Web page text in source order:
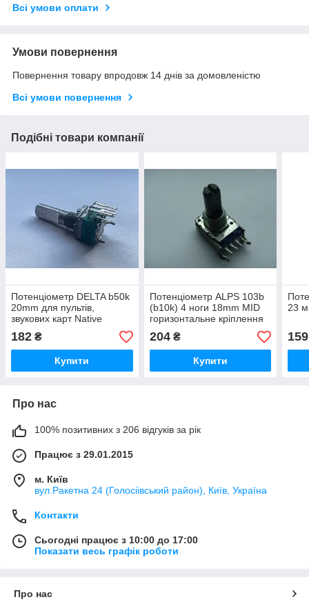
Всі умови оплати
Умови повернення
Повернення товару впродовж 14 днів за домовленістю
Всі умови повернення
Подібні товари компанії
Потенціометр DELTA b50k
20mm для пультів,
звукових карт Native
Instruments NI KOMPLETE
AUDIO 6
182 ₴
Купити
Потенціометр ALPS 103b
(b10k) 4 ноги 18mm MID
горизонтальне кріплення
для пультів
204₴
Купити
23
159
Про нас
100% позитивних з 206 відгуків за рік
Працює з 29.01.2015
м. Київ
вул.Ракетна 24 (Голосіівський район), Київ, Україна
Контакти
Сьогодні працює з 10:00 до 17:00
Показати весь графік роботи
Про нас